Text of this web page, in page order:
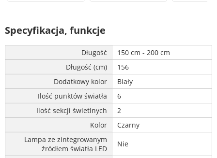
Specyfikacja, funkcje
Długość
150 cm - 200 cm
Długość (cm)
156
Dodatkowy kolor
Biały
Ilość punktów światła
6
Ilość sekcji świetlnych
2
Kolor
Czarny
Lampa ze zintegrowanym
źródłem światła LED
Nie